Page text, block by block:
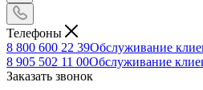
Телефоны
8 800 600 22 39Обслуживание
8 905 502 11 00Обслуживание
Заказать звонок